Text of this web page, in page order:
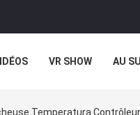
VR SHOW AU
Temperatura